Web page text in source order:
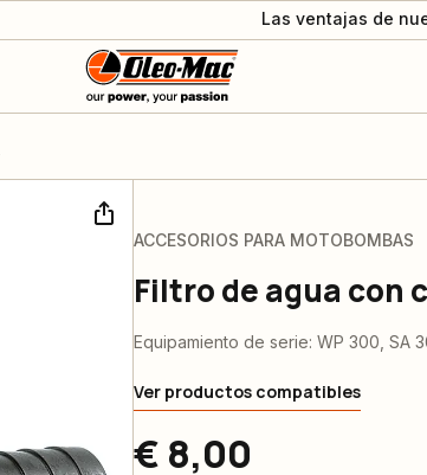
Las ventajas de
ACCESORIOS PARA MOTOBOMBAS
Filtro de agua con
Equipamiento de serie: WP 300, SA
Ver productos compatibles
€ 8,00